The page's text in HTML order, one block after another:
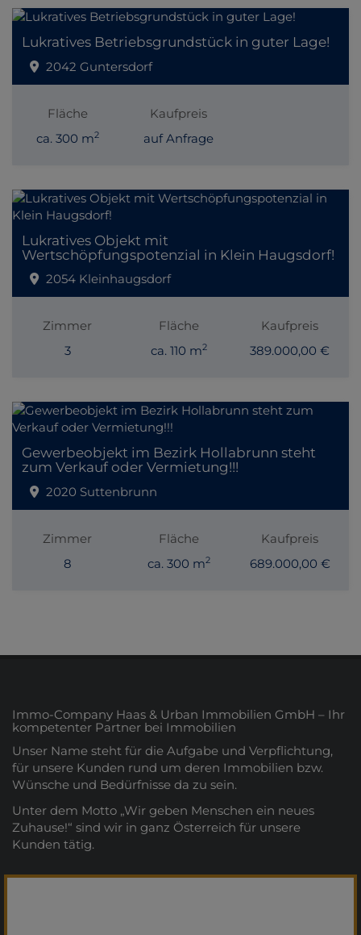
Lukratives Betriebsgrundstück in guter Lage!
2042 Guntersdorf
Fläche
ca. 300 m2
Kaufpreis
auf Anfrage
Lukratives Objekt mit
Wertschöpfungspotenzial in Klein Haugsdorf!
2054 Kleinhaugsdorf
Zimmer
3
Fläche
ca. 110 m2
Kaufpreis
389.000,00 €
Gewerbeobjekt im Bezirk Hollabrunn steht
zum Verkauf oder Vermietung!!!
2020 Suttenbrunn
Zimmer
8
Fläche
ca. 300 m2
Kaufpreis
689.000,00 €
Immo-Company Haas & Urban Immobilien GmbH – Ihr
kompetenter Partner bei Immobilien
Unser Name steht für die Aufgabe und Verpflichtung,
für unsere Kunden rund um deren Immobilien bzw.
Wünsche und Bedürfnisse da zu sein.
Unter dem Motto „Wir geben Menschen ein neues
Zuhause!“ sind wir in ganz Österreich für unsere
Kunden tätig.